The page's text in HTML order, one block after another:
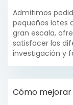
Admitimos
pequeños lotes
gran escala,
satisfacer las
investigación y
Cómo